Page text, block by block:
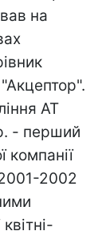
на
АТ
- перший
компанії
2002